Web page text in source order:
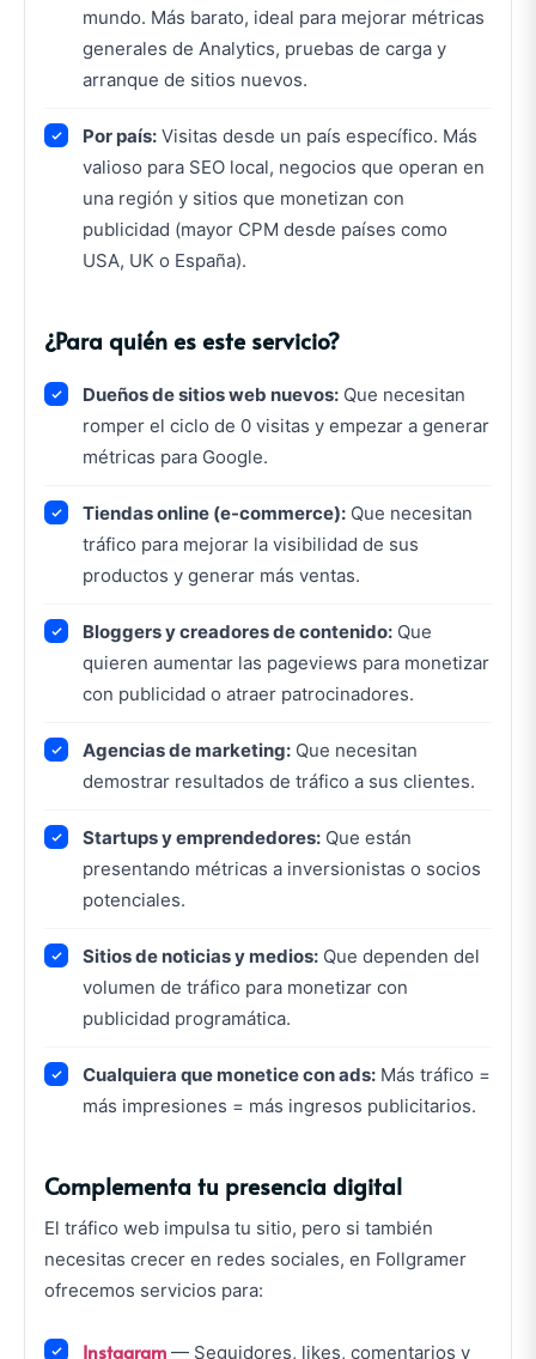
mundo. Más barato, ideal para mejorar métricas
generales de Analytics, pruebas de carga y
arranque de sitios nuevos.
Por país: Visitas desde un país específico. Más
valioso para SEO local, negocios que operan en
una región y sitios que monetizan con
publicidad (mayor CPM desde países como
USA, UK o España).
¿Para quién es este servicio?
Dueños de sitios web nuevos: Que necesitan
romper el ciclo de 0 visitas y empezar a generar
métricas para Google.
Tiendas online (e-commerce): Que necesitan
tráfico para mejorar la visibilidad de sus
productos y generar más ventas.
Bloggers y creadores de contenido: Que
quieren aumentar las pageviews para monetizar
con publicidad o atraer patrocinadores.
Agencias de marketing: Que necesitan
demostrar resultados de tráfico a sus clientes.
Startups y emprendedores: Que están
presentando métricas a inversionistas o socios
potenciales.
Sitios de noticias y medios: Que dependen del
volumen de tráfico para monetizar con
publicidad programática.
Cualquiera que monetice con ads: Más tráfico =
más impresiones = más ingresos publicitarios.
Complementa tu presencia digital
El tráfico web impulsa tu sitio, pero si también
necesitas crecer en redes sociales, en Follgramer
ofrecemos servicios para:
Instagram — Seguidores, likes, comentarios y